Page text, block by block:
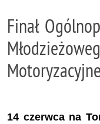
Finał
14 czerwca na